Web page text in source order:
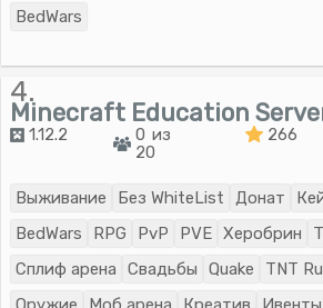
BedWars
4.
Minecraft Education
1.12.2
0 из
20
266
Выживание Без WhiteList Донат
BedWars
RPG PvP PVE Херобрин
Сплиф арена
Свадьбы Quake TNT